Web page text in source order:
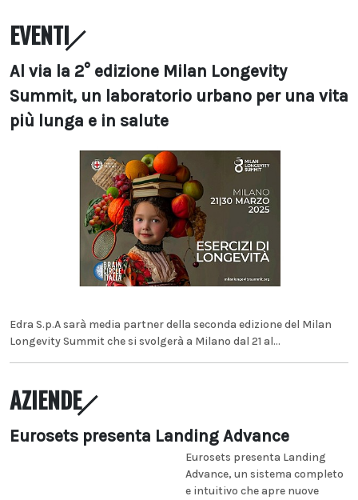
EVENTI
Al via la 2° edizione Milan Longevity
Summit, un laboratorio urbano per una vita
più lunga e in salute
Edra S.p.A sarà media partner della seconda edizione del Milan
Longevity Summit che si svolgerà a Milano dal 21 al...
AZIENDE
Eurosets presenta Landing Advance
Eurosets presenta Landing
Advance, un sistema completo
e intuitivo che apre nuove